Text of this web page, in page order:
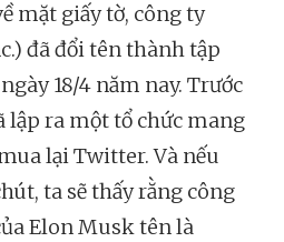
mặt giấy tờ, công ty
đã đổi tên thành tập
18/4 năm nay. Trước
lập ra một tổ chức mang
lại Twitter. Và nếu
ta sẽ thấy rằng công
Elon Musk tên là